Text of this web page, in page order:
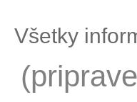
Všetky